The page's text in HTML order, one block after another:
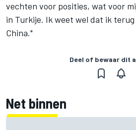
vechten voor posities, wat voor
in Turkije. Ik weet wel dat ik
China."
Deel of bewaar dit
Net binnen